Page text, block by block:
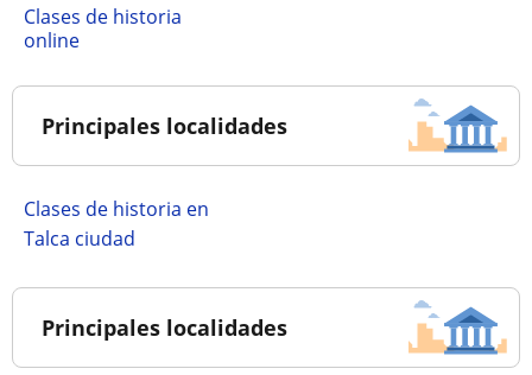
Clases de historia
online
Principales localidades
Clases de historia en
Talca ciudad
Principales localidades